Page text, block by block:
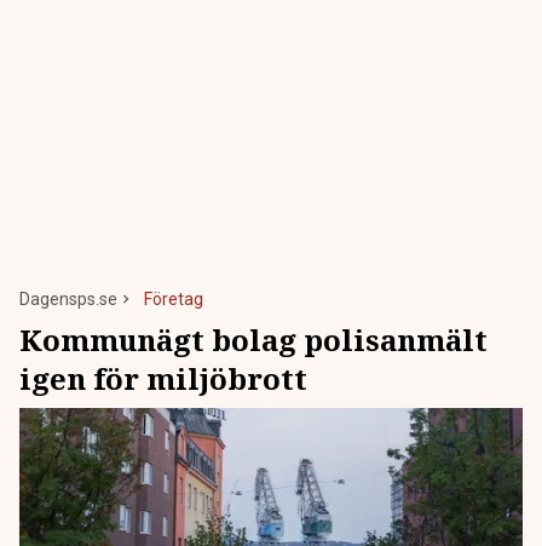
Dagensps.se Företag
Kommunägt bolag polisanmält
igen för miljöbrott